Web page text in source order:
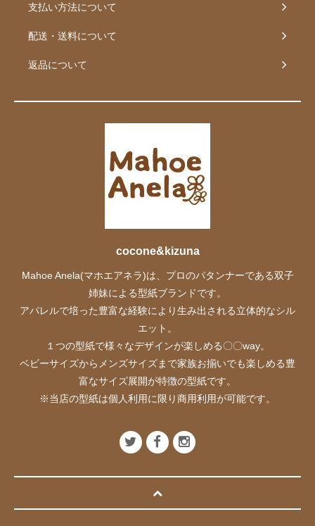
支払い方法について
配送・送料について
返品について
cocone&kizuna
Mahoe Anela(マホエアネラ)は、プロのパタンナーである双子
姉妹による型紙ブランドです。
アパレルで培った豊富な経験により生み出される立体的なシル
エット。
１つの型紙で様々なデザインが楽しめる〇〇way。
ベビーサイズからメンズサイズまで家族お揃いでも楽しめる豊
富なサイズ展開が特徴の型紙です。
※当店の型紙は個人利用に限り商用利用が可能です。